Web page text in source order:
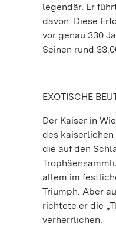
legendär. Er
davon. Diese
vor genau 330
Seinen rund
EXOTISCHE
Der Kaiser in
des kaiserlichen
die auf den
allem im
Triumph. Aber
richtete er die
verherrlichen.